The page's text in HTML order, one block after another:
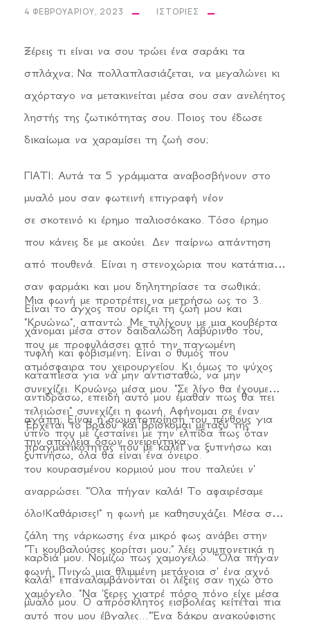
4 ΦΕΒΡΟΥΑΡΊΟΥ, 2023 ΙΣΤΟΡΊΕΣ
Ξέρεις τι είναι να σου τρώει ένα σαράκι τα
σπλάχνα; Να πολλαπλασιάζεται, να μεγαλώνει κι
αχόρταγο να μετακινείται μέσα σου σαν ανελέητος
ληστής της ζωτικότητας σου. Ποιος του έδωσε
δικαίωμα να χαραμίσει τη ζωή σου;
ΓΙΑΤΙ; Αυτά τα 5 γράμματα αναβοσβήνουν στο
μυαλό μου σαν φωτεινή επιγραφή νέον
σε σκοτεινό κι έρημο παλιοσόκακο. Τόσο έρημο
που κάνεις δε με ακούει. Δεν παίρνω απάντηση
από πουθενά. Είναι η στενοχώρια που κατάπια
σαν φαρμάκι και μου δηλητηρίασε τα σωθικά;
Είναι το άγχος που ορίζει τη ζωή μου και
χάνομαι μέσα στον δαιδαλώδη λαβύρινθο του,
τυφλή και φοβισμένη; Είναι ο θυμός που
καταπίεσα για να μην αντισταθώ, να μην
αντιδράσω, επειδή αυτό μου έμαθαν πως θα πει
αγάπη; Είναι η σωματοποίηση του πένθους για
την απώλεια όσων ονειρεύτηκα;
Μια φωνή με προτρέπει να μετρήσω ως το 3.
"Κρυώνω", απαντώ. Με τυλίγουν με μια κουβέρτα
που με προφυλάσσει από την παγωμένη
ατμόσφαιρα του χειρουργείου. Κι όμως το ψύχος
συνεχίζει. Κρυώνω μέσα μου. "Σε λίγο θα έχουμε
τελειώσει" συνεχίζει η φωνή. Αφήνομαι σε έναν
ύπνο που με ζεσταίνει με την ελπίδα πως όταν
ξυπνήσω, όλα θα είναι ένα όνειρο.
Έρχεται το βράδυ και βρίσκομαι μεταξύ της
πραγματικότητας που με καλεί να ξυπνήσω και
του κουρασμένου κορμιού μου που παλεύει ν'
αναρρώσει. "Όλα πήγαν καλά! Το αφαιρέσαμε
όλο!Καθάρισες!" η φωνή με καθησυχάζει. Μέσα στη
ζάλη της νάρκωσης ένα μικρό φως ανάβει στην
καρδιά μου. Νομίζω πως χαμογελώ. "Όλα πήγαν
καλά!" επαναλαμβάνονται οι λέξεις σαν ηχώ στο
μυαλό μου. Ο απρόσκλητος εισβολέας κείτεται πια
"Τι κουβαλούσες κορίτσι μου;" λέει συμπονετικά η
φωνή. Πνιγώ μια θλιμμένη μετάνοια σ' ένα αχνό
χαμόγελο. "Να 'ξερες γιατρέ πόσο πόνο είχε μέσα
αυτό που μου έβγαλες..."Ένα δάκρυ ανακούφισης